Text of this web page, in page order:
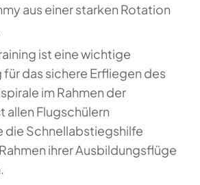
aus einer starken Rotation
ist eine wichtige
das sichere Erfliegen des
im Rahmen der
allen Flugschülern
die Schnellabstiegshilfe
ihrer Ausbildungsflüge